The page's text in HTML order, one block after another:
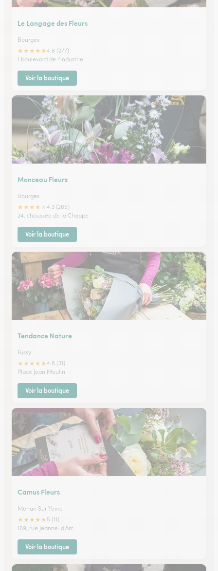
Le Langage des Fleurs
Bourges
★★★★★4.6 (277)
1 boulevard de l'industrie
Voir la boutique
Monceau Fleurs
Bourges
★★★★
4.3 (265)
24, chaussée de la Chappe
Voir la boutique
Tendance Nature
Fussy
★★★★★4.8 (31)
Place Jean Moulin
Voir la boutique
Camus Fleurs
Mehun Sur Yevre
★★★★★ 5 (11)
169, rue Jeanne-d'Arc
Voir la boutique